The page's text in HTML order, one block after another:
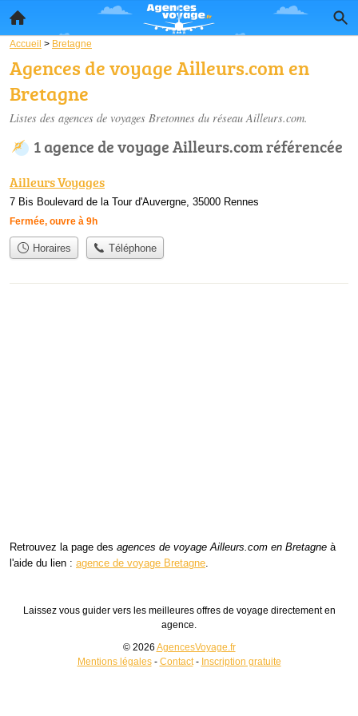
Accueil > Bretagne
Agences de voyage Ailleurs.com en
Bretagne
Listes des agences de voyages Bretonnes du réseau Ailleurs.com.
1 agence de voyage Ailleurs.com référencée
Ailleurs Voyages
7 Bis Boulevard de la Tour d'Auvergne, 35000 Rennes
Fermée, ouvre à 9h
Horaires Téléphone
Retrouvez la page des agences de voyage Ailleurs.com en Bretagne à
l'aide du lien : agence de voyage Bretagne.
Laissez vous guider vers les meilleures offres de voyage directement en
agence.
© 2026 AgencesVoyage.fr
Mentions légales- Contact- Inscription gratuite